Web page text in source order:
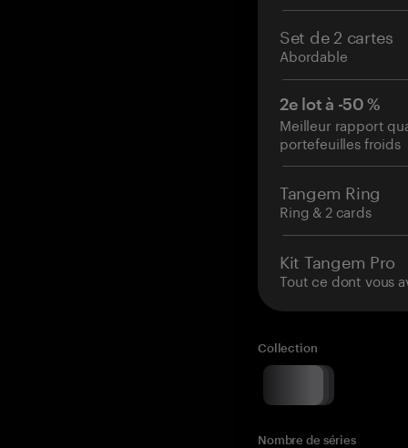
Set de 2 cartes
Abordable
2e lot à -50 %
Meilleur rapport
portefeuilles froids
Tangem Ring
Ring & 2 cards
Kit Tangem Pro
Tout ce dont vous
Collection
Nombre de séries